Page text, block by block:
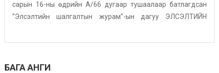
сарын 16-ны өдрийн А/66 дугаар тушаалаар батлагдсан
“Элсэлтийн шалгалтын журам”-ын дагуу ЭЛСЭЛТИЙН
өдрийн 09.00 цагт эхлэх ба 2024 оны 04 дүгээр сарын 26-ны
бүртгэл 2024 оны 03 дугаар сарын 15-ны өдрийн […]
БАГА АНГИ